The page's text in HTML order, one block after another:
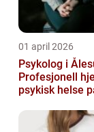
01 april 2026
Psykolog i
Profesjonell
psykisk helse